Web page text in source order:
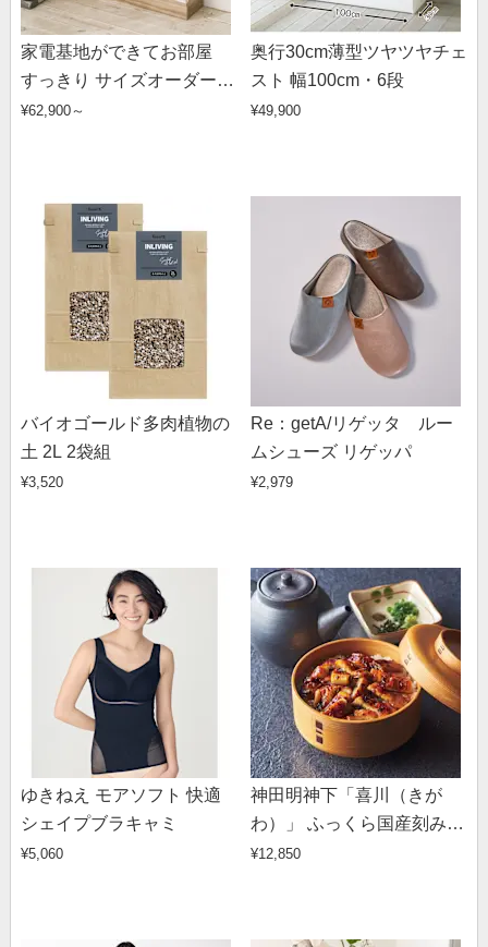
家電基地ができてお部屋
すっきり サイズオーダーカ
ウンター下収納庫 引き戸
¥62,900～
奥行30cm薄型ツヤツヤチェ
スト 幅100cm・6段
¥49,900
バイオゴールド多肉植物の
土 2L 2袋組
¥3,520
Re：getA/リゲッタ ルー
ムシューズ リゲッパ
¥2,979
ゆきねえ モアソフト 快適
シェイプブラキャミ
¥5,060
神田明神下「喜川（きが
わ）」 ふっくら国産刻み鰻
8袋
¥12,850